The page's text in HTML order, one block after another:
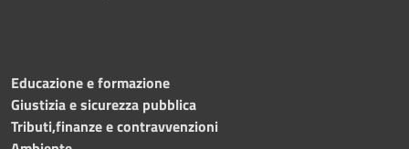
Educazione e formazione
Giustizia e sicurezza pubblica
Tributi,finanze e contravvenzioni